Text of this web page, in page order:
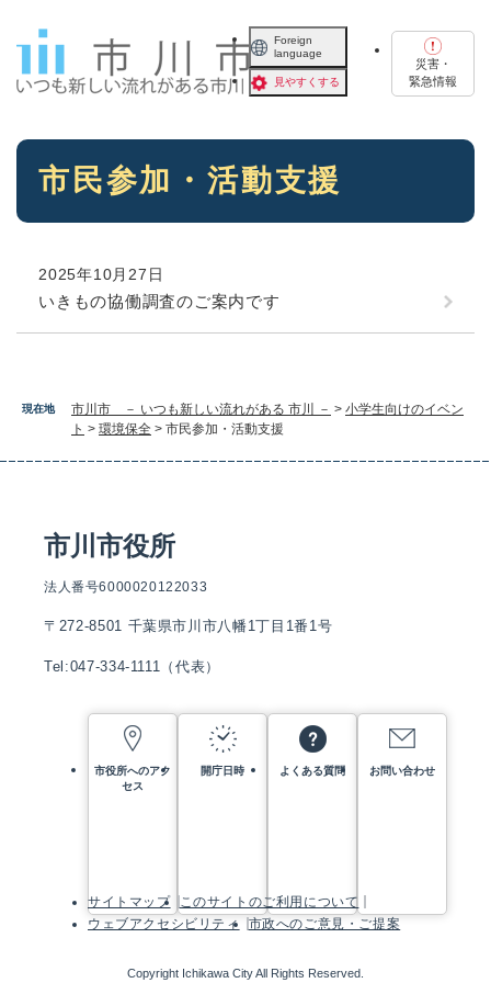
Foreign
language
見やすくする
災害・
緊急情報
現在地 市川市 － いつも新しい流れがある 市川 － > 小学生向けのイベン
ト > 環境保全 > 市民参加・活動支援
本
市民参加・活動支援
2025年10月27日
いきもの協働調査のご案内です
市川市役所
法人番号6000020122033
〒272-8501 千葉県市川市八幡1丁目1番1号
Tel:047-334-1111（代表）
市役所へのアク
セス
開庁日時 よくある質問 お問い合わせ
サイトマップ
このサイトのご利用について
ウェブアクセシビリティ
市政へのご意見・ご提案
Copyright Ichikawa City All Rights Reserved.